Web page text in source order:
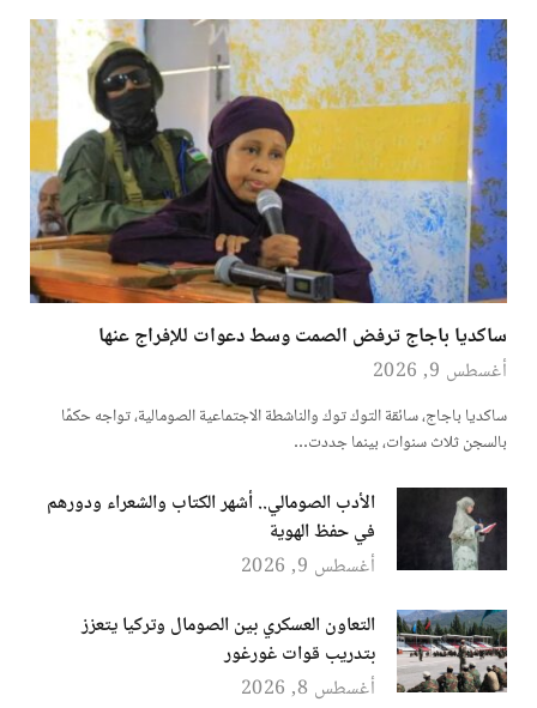
ساكديا باجاج ترفض الصمت وسط دعوات للإفراج عنها
أغسطس 9, 2026
ساكديا باجاج، سائقة التوك توك والناشطة الاجتماعية الصومالية، تواجه حكمًا
بالسجن ثلاث سنوات، بينما جددت…
الأدب الصومالي.. أشهر الكتاب والشعراء ودورهم
في حفظ الهوية
أغسطس 9, 2026
التعاون العسكري بين الصومال وتركيا يتعزز
بتدريب قوات غورغور
أغسطس 8, 2026